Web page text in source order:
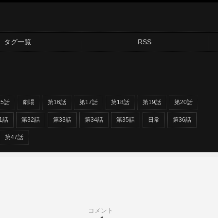
タグ一覧 RSS
話 劇場 第16話 第17話 第18話 第19話 第20話
話 第32話 第33話 第34話 第35話 日常 第36話
第47話
コメント